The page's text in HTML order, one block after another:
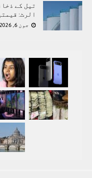
تیل کے
الرٹ:
جون 6, 2026